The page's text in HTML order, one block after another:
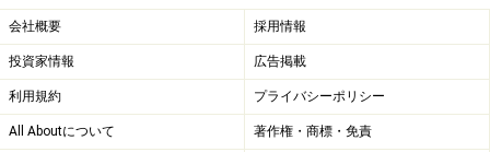
会社概要 採用情報
投資家情報 広告掲載
利用規約 プライバシーポリシー
All Aboutについて 著作権・商標・免責